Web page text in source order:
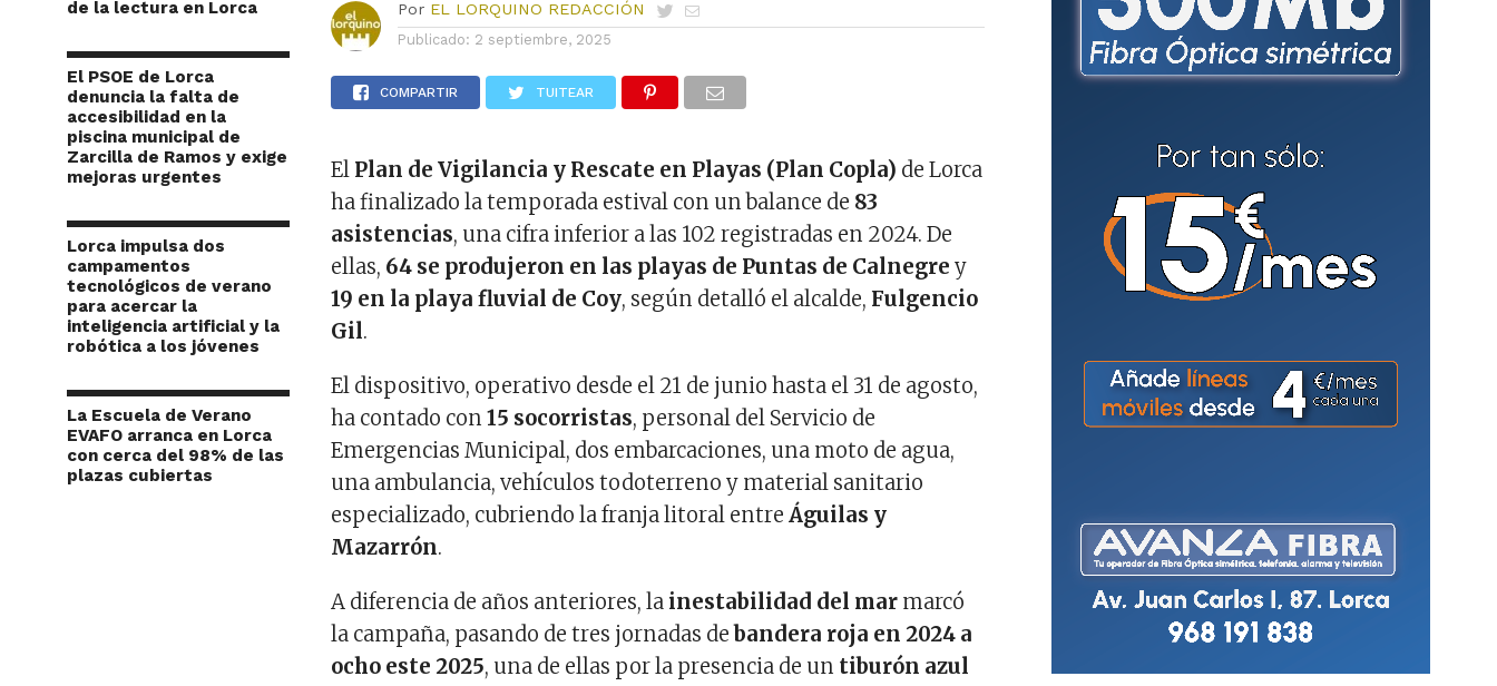
de la lectura en Lorca
El PSOE de Lorca
denuncia la falta de
accesibilidad en la
piscina municipal de
Zarcilla de Ramos y exige
mejoras urgentes
Lorca impulsa dos
campamentos
tecnológicos de verano
para acercar la
inteligencia artificial y la
robótica a los jóvenes
La Escuela de Verano
EVAFO arranca en Lorca
con cerca del 98% de las
plazas cubiertas
Por EL LORQUINO REDACCIÓN
Publicado: 2 septiembre, 2025
COMPARTIR TUITEAR
El Plan de Vigilancia y Rescate en Playas (Plan Copla) de Lorca
ha finalizado la temporada estival con un balance de 83
asistencias, una cifra inferior a las 102 registradas en 2024. De
ellas, 64 se produjeron en las playas de Puntas de Calnegre y
19 en la playa fluvial de Coy, según detalló el alcalde, Fulgencio
Gil.
El dispositivo, operativo desde el 21 de junio hasta el 31 de agosto,
ha contado con15 socorristas, personal del Servicio de
Emergencias Municipal, dos embarcaciones, una moto de agua,
una ambulancia, vehículos todoterreno y material sanitario
especializado, cubriendo la franja litoral entreÁguilas y
Mazarrón.
A diferencia de años anteriores, la inestabilidad del mar marcó
la campaña, pasando de tres jornadas debandera roja en 2024 a
ocho este 2025, una de ellas por la presencia de un tiburón azul